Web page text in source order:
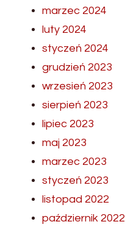
marzec 2024
luty 2024
styczeń 2024
grudzień 2023
wrzesień 2023
sierpień 2023
lipiec 2023
maj 2023
marzec 2023
styczeń 2023
listopad 2022
październik 2022